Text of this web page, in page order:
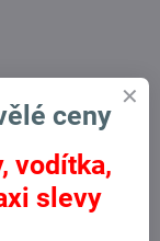
ceny
vodítka,
slevy